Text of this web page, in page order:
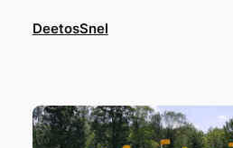
DeetosSnel